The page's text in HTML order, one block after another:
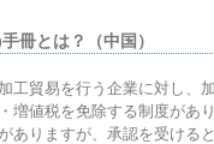
冊とは？（中国）
工貿易を行う企業に対し、
増値税を免除する制度があ
ありますが、承認を受ける